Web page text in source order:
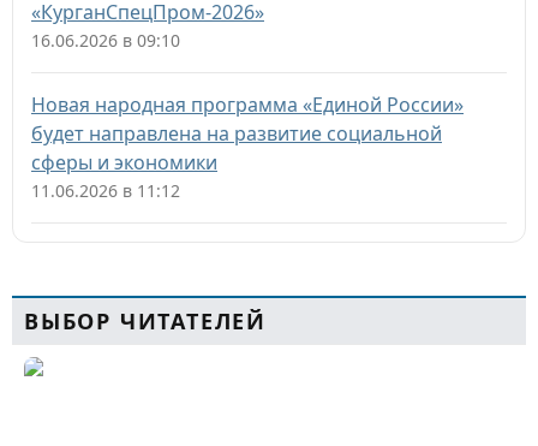
«КурганСпецПром-2026»
16.06.2026 в 09:10
Новая народная программа «Единой России»
будет направлена на развитие социальной
сферы и экономики
11.06.2026 в 11:12
ВЫБОР ЧИТАТЕЛЕЙ